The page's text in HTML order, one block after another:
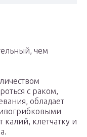
чем
с раком,
обладает
калий, клетчатку и